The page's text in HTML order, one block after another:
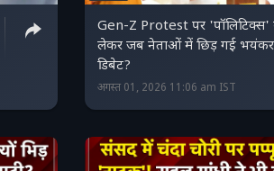
Gen-Z Protest पर 'पॉलिटिक्स'
लेकर जब नेताओं में छिड़ गई भयंकर
डिबेट?
अगस्त 01, 2026 11:06 am IST